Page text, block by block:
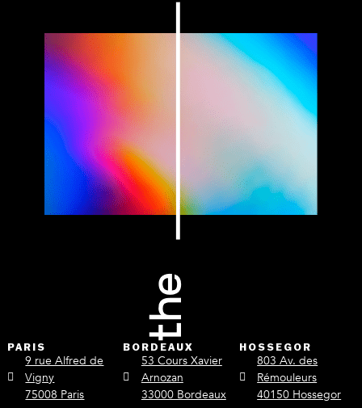
PARIS
9 rue Alfred de
Vigny
75008 Paris
BORDEAUX
53 Cours Xavier
Arnozan
33000 Bordeaux
HOSSEGOR
803 Av. des
Rémouleurs
40150 Hossegor